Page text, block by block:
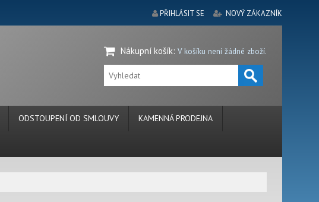
PŘIHLÁSIT SE NOVÝ ZÁKAZNÍK
Nákupní košík: V košíku není žádné zboží.
ODSTOUPENÍ OD SMLOUVY KAMENNÁ PRODEJNA